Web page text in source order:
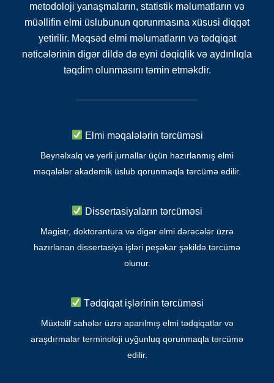
metodoloji yanaşmaların, statistik məlumatların və
müəllifin elmi üslubunun qorunmasına xüsusi diqqət
yetirilir. Məqsəd elmi məlumatların və tədqiqat
nəticələrinin digər dildə də eyni dəqiqlik və aydınlıqla
təqdim olunmasını təmin etməkdir.
Elmi məqalələrin tərcüməsi
Beynəlxalq və yerli jurnallar üçün hazırlanmış elmi
məqalələr akademik üslub qorunmaqla tərcümə edilir.
Dissertasiyaların tərcüməsi
Magistr, doktorantura və digər elmi dərəcələr üzrə
hazırlanan dissertasiya işləri peşəkar şəkildə tərcümə
olunur.
Tədqiqat işlərinin tərcüməsi
Müxtəlif sahələr üzrə aparılmış elmi tədqiqatlar və
araşdırmalar terminoloji uyğunluq qorunmaqla tərcümə
edilir.